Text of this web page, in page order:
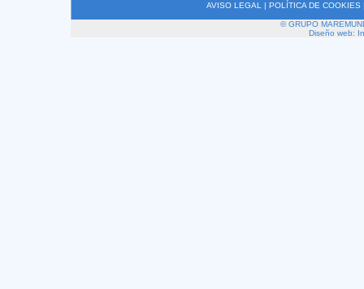
AVISO LEGAL | POLÍTICA DE COOKIES
© GRUPO
Diseño web: